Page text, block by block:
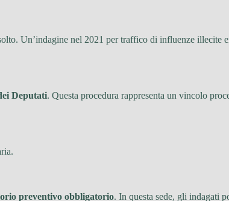
Un’indagine nel 2021 per traffico di influenze illecite
Deputati. Questa procedura rappresenta un vincolo
preventivo obbligatorio. In questa sede, gli indagati